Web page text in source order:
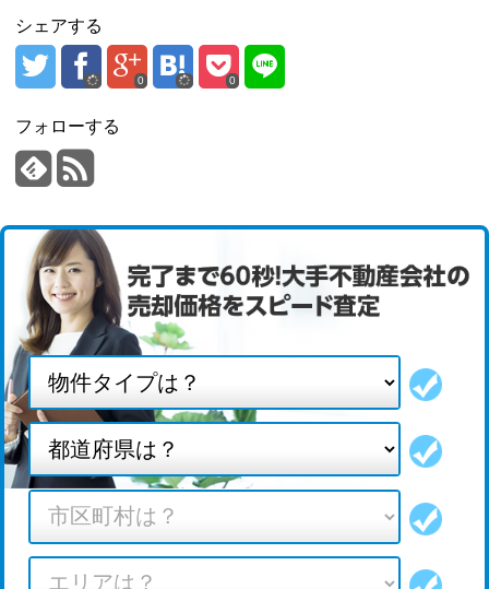
シェアする
0 0
フォローする